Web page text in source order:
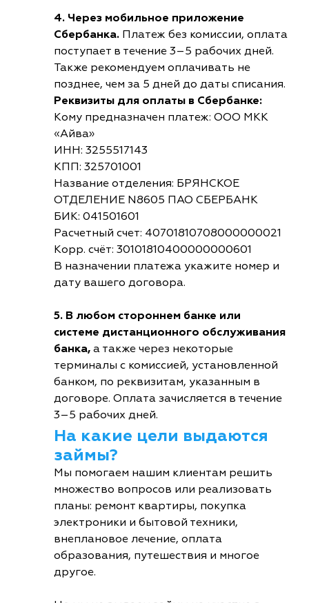
4. Через мобильное приложение
Сбербанка. Платеж без комиссии, оплата
поступает в течение 3–5 рабочих дней.
Также рекомендуем оплачивать не
позднее, чем за 5 дней до даты списания.
Реквизиты для оплаты в Сбербанке:
Кому предназначен платеж: ООО МКК
«Айва»
ИНН: 3255517143
КПП: 325701001
Название отделения: БРЯНСКОЕ
ОТДЕЛЕНИЕ N8605 ПАО СБЕРБАНК
БИК: 041501601
Расчетный счет: 40701810708000000021
Корр. счёт: 30101810400000000601
В назначении платежа укажите номер и
дату вашего договора.
5. В любом стороннем банке или
системе дистанционного обслуживания
банка, а также через некоторые
терминалы с комиссией, установленной
банком, по реквизитам, указанным в
договоре. Оплата зачисляется в течение
3–5 рабочих дней.
На какие цели выдаются
займы?
Мы помогаем нашим клиентам решить
множество вопросов или реализовать
планы: ремонт квартиры, покупка
электроники и бытовой техники,
внеплановое лечение, оплата
образования, путешествия и многое
другое.